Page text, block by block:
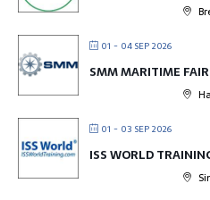
01 - 04 SEP 2026
SMM MARITIME FAIR
01 - 03 SEP 2026
ISS WORLD